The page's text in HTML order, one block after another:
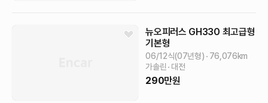
뉴오피러스 GH330 최고급형
기본형
06/12식(07년형) 76,076km
가솔린
대전
290만원